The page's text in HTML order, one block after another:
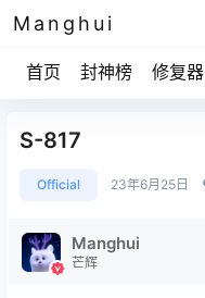
Manghui
首页 封神榜 修复器
S-817
Official 23年6月25日
Manghui
芒辉